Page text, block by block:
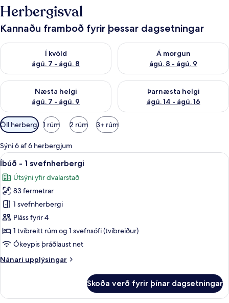
Herbergisval
Kannaðu framboð fyrir þessar dagsetningar
Í kvöld
ágú. 7 - ágú. 8
Athuga framboð í kvöld ágú. 7 - ágú. 8
Á morgun
ágú. 8 - ágú. 9
Athuga framboð á morgun
Næsta helgi
ágú. 7 - ágú. 9
Athuga framboð næstu helgi ágú. 7 - ágú. 9
Þarnæsta helgi
ágú. 14 - ágú. 16
Athuga framboð þarnæstu
Síur
í
boði
fyrir
herbergi
Öll herbergi 1 rúm 2 rúm 3+ rúm
Sýni 6 af 6 herbergjum
Skoða
allar
myndir
fyrir
Íbúð
-
1
svefnherbergi
Íbúð - 1 svefnherbergi |
10
Íbúð - 1 svefnherbergi
Útsýni yfir dvalarstað
83 fermetrar
1 svefnherbergi
Pláss fyrir 4
1 tvíbreitt rúm og 1 svefnsófi (tvíbreiður)
Ókeypis þráðlaust net
Nánari upplýsingar
Nánari
-
Skoða verð fyrir þínar dagsetningar